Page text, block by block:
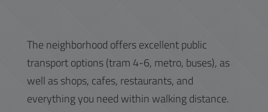
The neighborhood offers excellent public
transport options (tram 4-6, metro, buses), as
well as shops, cafes, restaurants, and
everything you need within walking distance.